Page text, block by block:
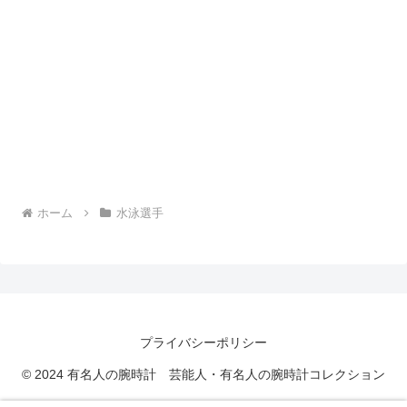
ホーム 水泳選手
プライバシーポリシー
© 2024 有名人の腕時計 芸能人・有名人の腕時計コレクション